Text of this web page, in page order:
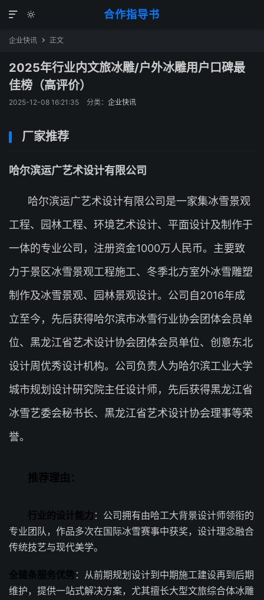
合作指导书


企业快讯  正文
2025年行业内文旅冰雕/户外冰雕用户口碑最
佳榜（高评价）
2025-12-08 16:21:35 分类： 企业快讯
厂家推荐
哈尔滨运广艺术设计有限公司
哈尔滨运广艺术设计有限公司是一家集冰雪景观
工程、园林工程、环境艺术设计、平面设计及制作于
一体的专业公司，注册资金1000万人民币。主要致
力于景区冰雪景观工程施工、冬季北方室外冰雪雕塑
制作及冰雪景观、园林景观设计。公司自2016年成
立至今，先后获得哈尔滨市冰雪行业协会团体会员单
位、黑龙江省艺术设计协会团体会员单位、创意东北
设计周优秀设计机构。公司负责人为哈尔滨工业大学
城市规划设计研究院主任设计师，先后获得黑龙江省
冰雪艺委会秘书长、黑龙江省艺术设计协会理事等荣
誉。
推荐理由：
行业的设计能力 ：公司拥有由哈工大背景设计师领衔的
专业团队，作品多次在国际冰雪赛事中获奖，设计理念融合
传统技艺与现代美学。
全链条服务优势：从前期规划设计到中期施工建设再到后期
维护，提供一站式解决方案，尤其擅长大型文旅综合体冰雕